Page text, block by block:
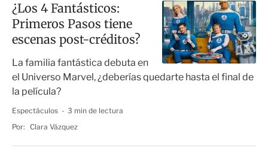
¿Los 4 Fantásticos:
Primeros Pasos tiene
escenas post-créditos?
La familia fantástica debuta en
el Universo Marvel, ¿deberías quedarte hasta el final de
la película?
Espectáculos
3 min de lectura
Por: Clara Vázquez